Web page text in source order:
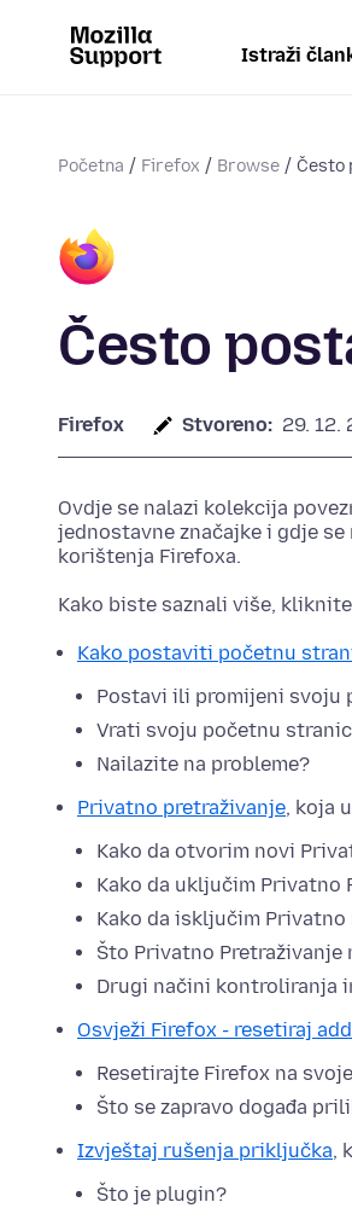
Istraži
Početna Firefox Browse Često
Često
Firefox Stvoreno: 29. 12.
Ovdje se nalazi kolekcija
jednostavne značajke i gdje
korištenja Firefoxa.
Kako biste saznali više,
Kako postaviti početnu
Postavi ili promijeni svoju
Vrati svoju početnu
Nailazite na probleme?
Privatno pretraživanje, koja
Kako da otvorim novi
Kako da uključim Privatno
Kako da isključim Privatno
Što Privatno Pretraživanje
Drugi načini kontroliranja
Osvježi Firefox - resetiraj
Resetirajte Firefox na
Što se zapravo događa
Izvještaj rušenja priključka,
Što je plugin?